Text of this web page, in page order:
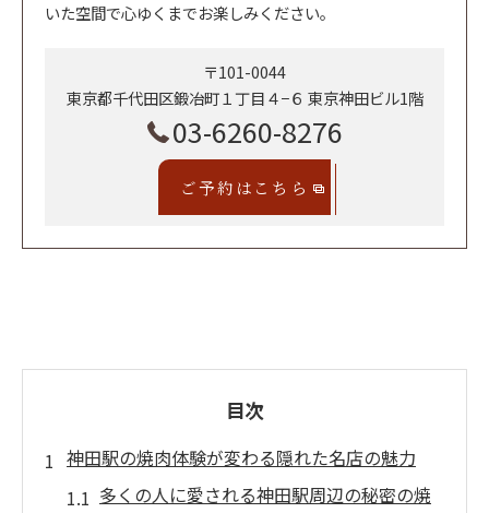
いた空間で心ゆくまでお楽しみください。
〒101-0044
東京都千代田区鍛冶町１丁目４−６ 東京神田ビル1階
03-6260-8276
ご予約はこちら
目次
神田駅の焼肉体験が変わる隠れた名店の魅力
多くの人に愛される神田駅周辺の秘密の焼